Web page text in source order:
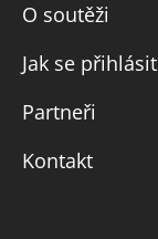
O soutěži
Jak se přihlásit
Partneři
Kontakt